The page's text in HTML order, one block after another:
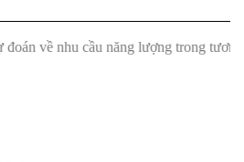
nhu cầu năng lượng trong tương lai."